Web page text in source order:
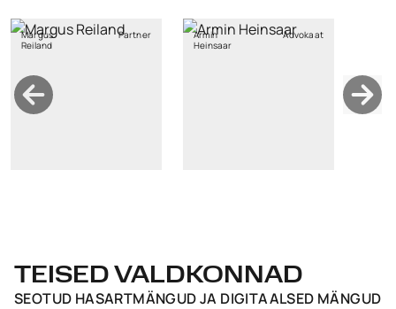
Margus
Reiland
Partner
Armin
Heinsaar
Advokaat
TEISED VALDKONNAD
SEOTUD HASARTMÄNGUD JA DIGITAALSED MÄNGUD